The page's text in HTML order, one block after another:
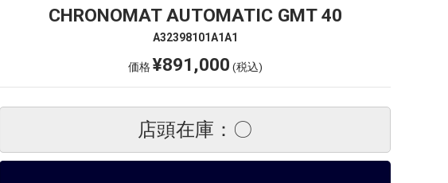
CHRONOMAT AUTOMATIC GMT 40
A32398101A1A1
価格¥891,000 (税込)
店頭在庫：〇